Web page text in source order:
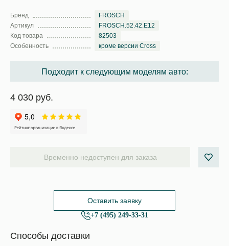
Бренд
FROSCH
Артикул
FROSCH.52.42.E12
Код товара
82503
Особенность
кроме версии Cross
Подходит к следующим моделям авто:
4 030 руб.
Временно недоступен для заказа
Оставить заявку
+7 (495) 249-33-31
Способы доставки